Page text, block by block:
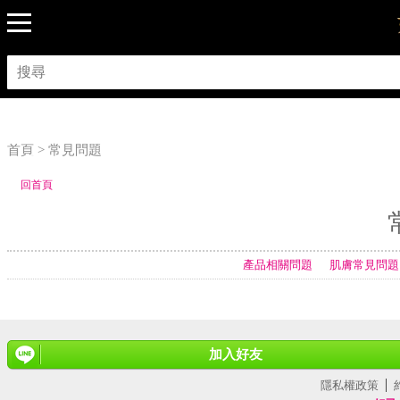
首頁 > 常見問題
回首頁
產品相關問題 肌膚常見問題
加入好友
隱私權政策